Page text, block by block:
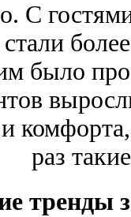
С
было
и
раз
тренды